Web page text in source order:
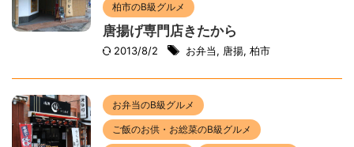
柏市のB級グルメ
唐揚げ専門店きたから
2013/8/2 お弁当, 唐揚, 柏市
お弁当のB級グルメ
ご飯のお供・お総菜のB級グルメ